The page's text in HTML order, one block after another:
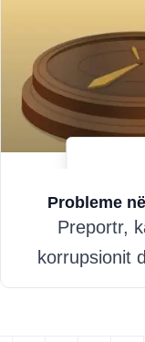
Probleme
Preportr,
korrupsionit